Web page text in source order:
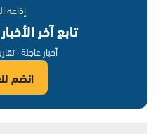
تابع آخر
أخبار عاجلة ·
انضم